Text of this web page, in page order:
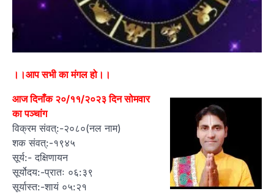
।।आप सभी का मंगल हो।।
आज दिनाँक २०/११/२०२३ दिन सोमवार
का पञ्चांग
विक्रम संवत्:-२०८०(नल नाम)
शक संवत्:-१९४५
सूर्य:- दक्षिणायन
सूर्योदय:-प्रातः ०६:३९
सूर्यास्त:-शायं ०५:२१